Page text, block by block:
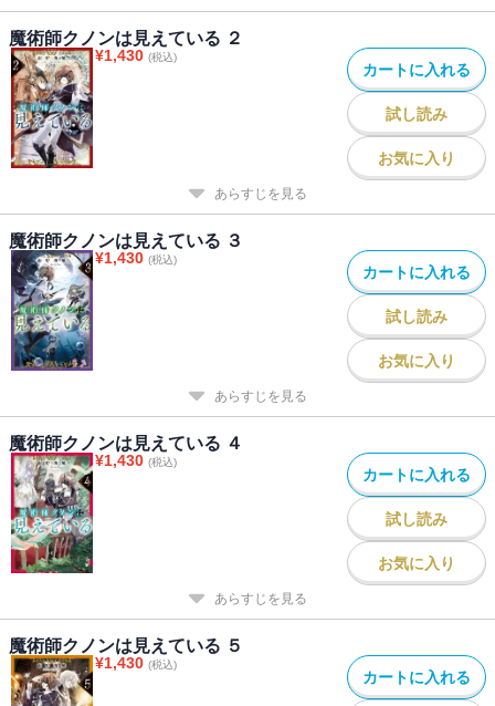
魔術師クノンは見えている ２
¥1,430 (税込)
カートに入れる
試し読み
お気に入り
あらすじを見る
魔術師クノンは見えている ３
¥1,430 (税込)
カートに入れる
試し読み
お気に入り
あらすじを見る
魔術師クノンは見えている ４
¥1,430 (税込)
カートに入れる
試し読み
お気に入り
あらすじを見る
魔術師クノンは見えている ５
¥1,430 (税込)
カートに入れる